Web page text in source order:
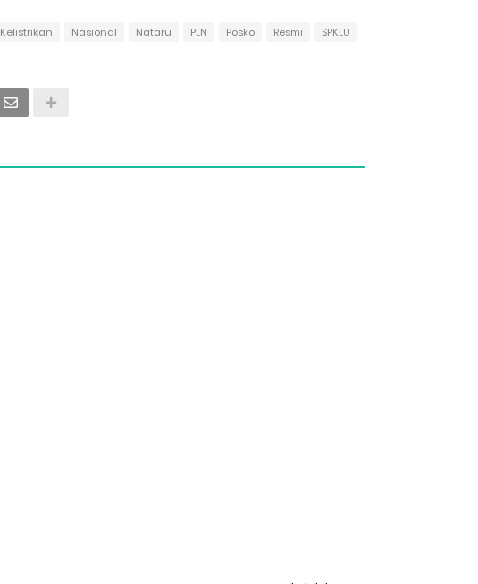
Kelistrikan Nasional Nataru PLN Posko Resmi
SPKLU